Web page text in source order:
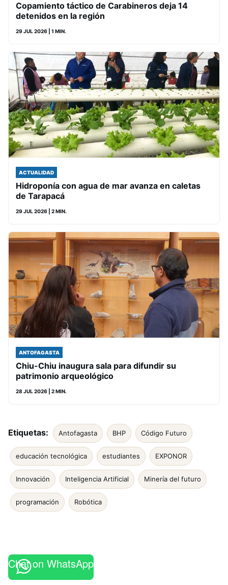
Copamiento táctico de Carabineros deja 14
detenidos en la región
29 JUL 2026 | 1 MIN.
ACTUALIDAD
Hidroponía con agua de mar avanza en caletas
de Tarapacá
29 JUL 2026 | 2 MIN.
ANTOFAGASTA
Chiu-Chiu inaugura sala para difundir su
patrimonio arqueológico
28 JUL 2026 | 2 MIN.
Etiquetas: Antofagasta BHP Código Futuro
educación tecnológica estudiantes EXPONOR
Innovación Inteligencia Artificial Minería del futuro
programación Robótica
Chat on WhatsApp